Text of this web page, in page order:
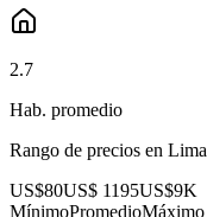
2.7
Hab. promedio
Rango de precios en Lima
US$80US$ 1195US$9K
MínimoPromedioMáximo